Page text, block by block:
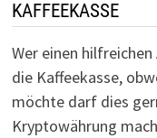
KAFFEEKASSE
Wer einen
die Kaffeekasse,
möchte darf dies
Kryptowährung